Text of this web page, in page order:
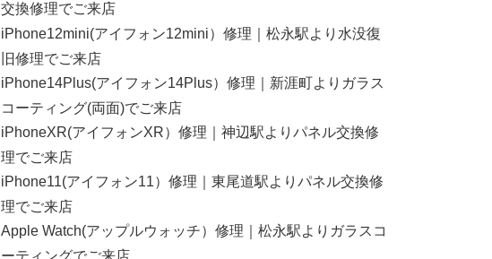
交換修理でご来店
iPhone12mini(アイフォン12mini）修理｜松永駅より水没復
旧修理でご来店
iPhone14Plus(アイフォン14Plus）修理｜新涯町よりガラス
コーティング(両面)でご来店
iPhoneXR(アイフォンXR）修理｜神辺駅よりパネル交換修
理でご来店
iPhone11(アイフォン11）修理｜東尾道駅よりパネル交換修
理でご来店
Apple Watch(アップルウォッチ）修理｜松永駅よりガラスコ